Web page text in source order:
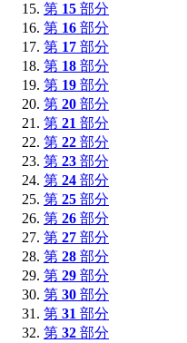
第 15 部分
第 16 部分
第 17 部分
第 18 部分
第 19 部分
第 20 部分
第 21 部分
第 22 部分
第 23 部分
第 24 部分
第 25 部分
第 26 部分
第 27 部分
第 28 部分
第 29 部分
第 30 部分
第 31 部分
第 32 部分